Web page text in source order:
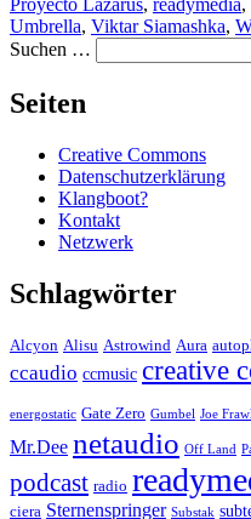
Umbrella, Viktar Siamashka,
Suchen …
Seiten
Creative Commons
Datenschutzerklärung
Klangboot?
Kontakt
Netzwerk
Schlagwörter
Alcyon Alisu Astrowind Aura
ccaudio ccmusic creative
energostatic Gate Zero Gumbel Joe
Mr.Dee netaudio Off Land
podcast radio
ciera Sternenspringer Substak